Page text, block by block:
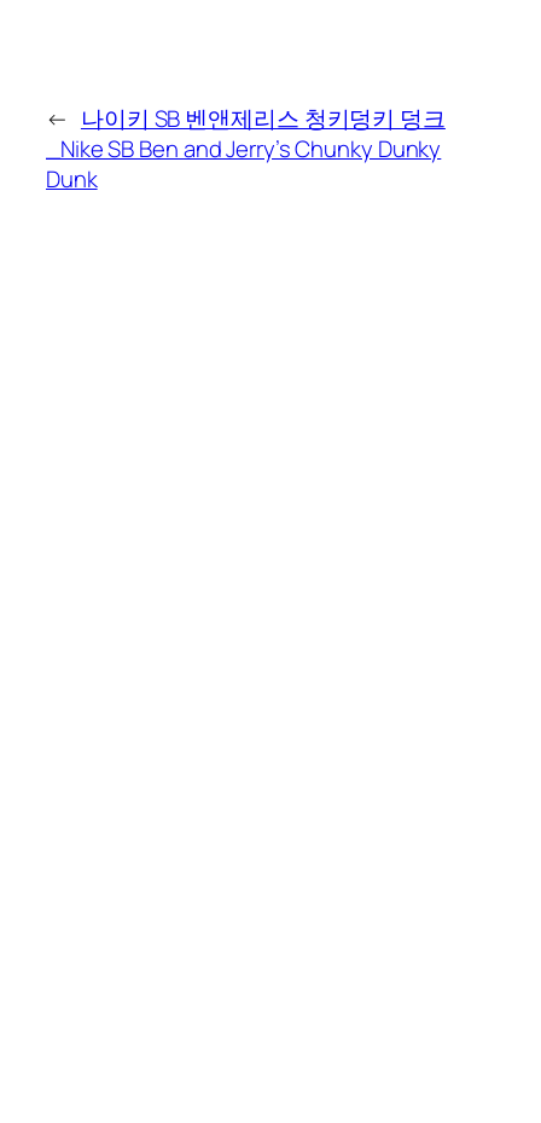
← 나이키 SB 벤앤제리스 청키덩키 덩크
_Nike SB Ben and Jerry’s Chunky Dunky
Dunk